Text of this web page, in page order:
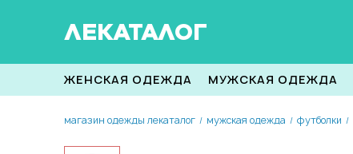
ЛЕКАТАЛОГ
ЖЕНСКАЯ ОДЕЖДА МУЖСКАЯ ОДЕЖДА
магазин одежды лекаталог / мужская одежда / футболки /